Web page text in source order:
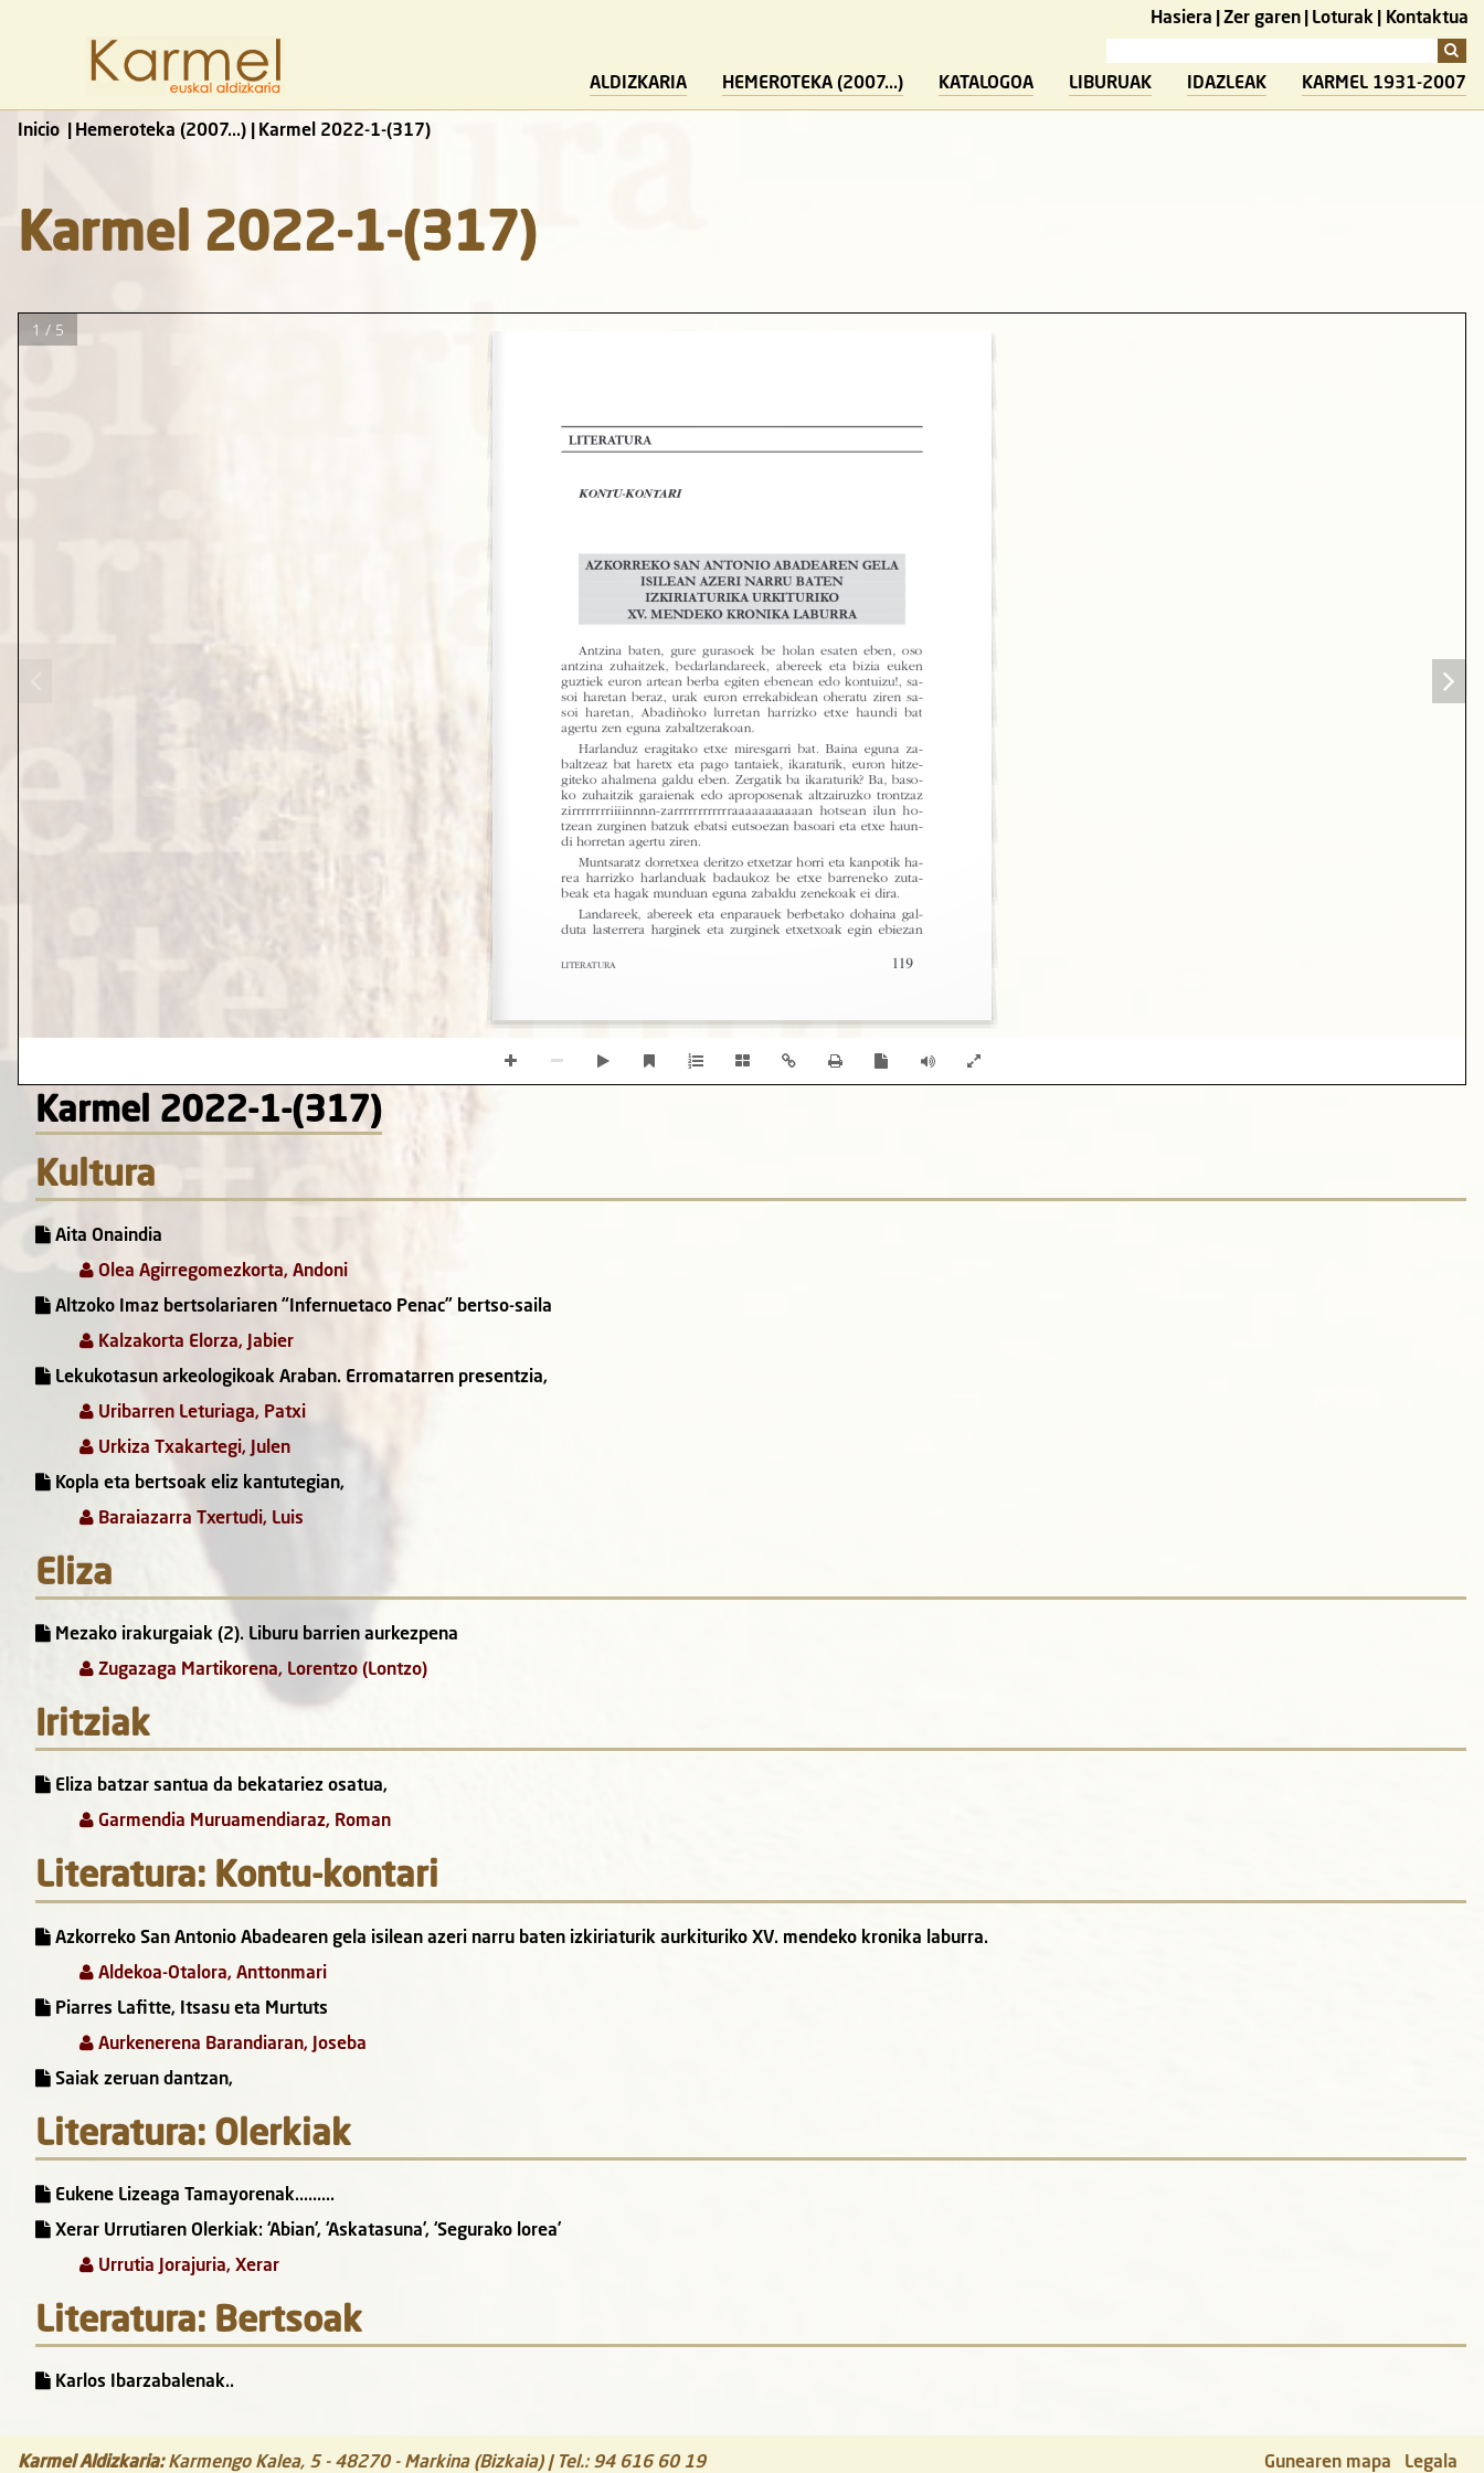
Hasiera Zer garen Loturak Kontaktua
ALDIZKARIA HEMEROTEKA (2007...) KATALOGOA LIBURUAK IDAZLEAK KARMEL 1931-2007
Inicio Hemeroteka (2007...) Karmel 2022-1-(317)
Karmel 2022-1-(317)
1 / 5
Karmel 2022-1-(317)
Kultura
Aita Onaindia
Olea Agirregomezkorta, Andoni
Altzoko Imaz bertsolariaren “Infernuetaco Penac” bertso-saila
Kalzakorta Elorza, Jabier
Lekukotasun arkeologikoak Araban. Erromatarren presentzia,
Uribarren Leturiaga, Patxi
Urkiza Txakartegi, Julen
Kopla eta bertsoak eliz kantutegian,
Baraiazarra Txertudi, Luis
Eliza
Mezako irakurgaiak (2). Liburu barrien aurkezpena
Zugazaga Martikorena, Lorentzo (Lontzo)
Iritziak
Eliza batzar santua da bekatariez osatua,
Garmendia Muruamendiaraz, Roman
Literatura: Kontu-kontari
Azkorreko San Antonio Abadearen gela isilean azeri narru baten izkiriaturik aurkituriko XV. mendeko kronika laburra.
Aldekoa-Otalora, Anttonmari
Piarres Lafitte, Itsasu eta Murtuts
Aurkenerena Barandiaran, Joseba
Saiak zeruan dantzan,
Literatura: Olerkiak
Eukene Lizeaga Tamayorenak.........
Xerar Urrutiaren Olerkiak: ‘Abian’, ‘Askatasuna’, ‘Segurako lorea’
Urrutia Jorajuria, Xerar
Literatura: Bertsoak
Karlos Ibarzabalenak..
Karmel Aldizkaria: Karmengo Kalea, 5 - 48270- Markina (Bizkaia)| Tel.: 94 616 60 19 Gunearen mapa Legala